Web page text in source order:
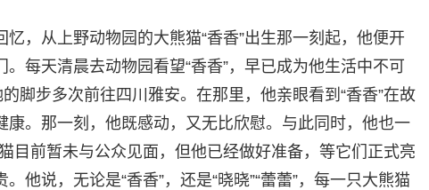
，从上野动物园的大熊猫“香香”出生那一刻起，他便开
每天清晨去动物园看望“香香”，早已成为他生活中不可
脚步多次前往四川雅安。在那里，他亲眼看到“香香”在故
。那一刻，他既感动，又无比欣慰。与此同时，他也一
目前暂未与公众见面，但他已经做好准备，等它们正式亮
他说，无论是“香香”，还是“晓晓”“蕾蕾”，每一只大熊猫